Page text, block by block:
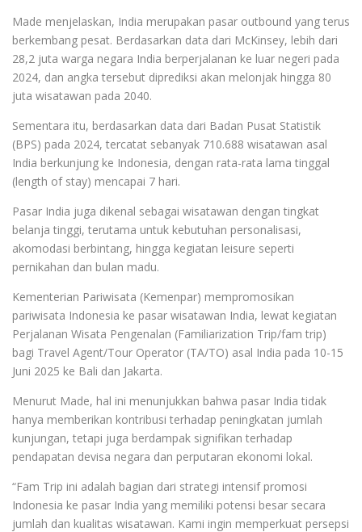
Made menjelaskan, India merupakan pasar outbound yang terus
berkembang pesat. Berdasarkan data dari McKinsey, lebih dari
28,2 juta warga negara India berperjalanan ke luar negeri pada
2024, dan angka tersebut diprediksi akan melonjak hingga 80
juta wisatawan pada 2040.
Sementara itu, berdasarkan data dari Badan Pusat Statistik
(BPS) pada 2024, tercatat sebanyak 710.688 wisatawan asal
India berkunjung ke Indonesia, dengan rata-rata lama tinggal
(length of stay) mencapai 7 hari.
Pasar India juga dikenal sebagai wisatawan dengan tingkat
belanja tinggi, terutama untuk kebutuhan personalisasi,
akomodasi berbintang, hingga kegiatan leisure seperti
pernikahan dan bulan madu.
Kementerian Pariwisata (Kemenpar) mempromosikan
pariwisata Indonesia ke pasar wisatawan India, lewat kegiatan
Perjalanan Wisata Pengenalan (Familiarization Trip/fam trip)
bagi Travel Agent/Tour Operator (TA/TO) asal India pada 10-15
Juni 2025 ke Bali dan Jakarta.
Menurut Made, hal ini menunjukkan bahwa pasar India tidak
hanya memberikan kontribusi terhadap peningkatan jumlah
kunjungan, tetapi juga berdampak signifikan terhadap
pendapatan devisa negara dan perputaran ekonomi lokal.
“Fam Trip ini adalah bagian dari strategi intensif promosi
Indonesia ke pasar India yang memiliki potensi besar secara
jumlah dan kualitas wisatawan. Kami ingin memperkuat persepsi